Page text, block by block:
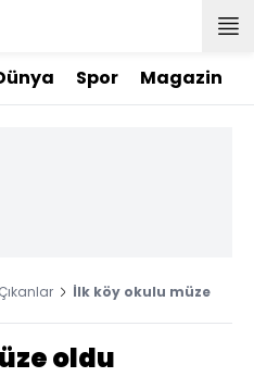
Spor Magazin
İlk köy okulu müze
oldu